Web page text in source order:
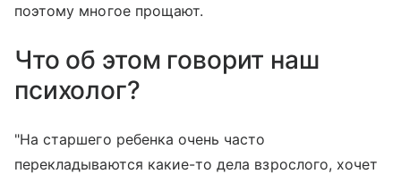
поэтому многое прощают.
Что об этом говорит наш
психолог?
"На старшего ребенка очень часто
перекладываются какие-то дела взрослого, хочет